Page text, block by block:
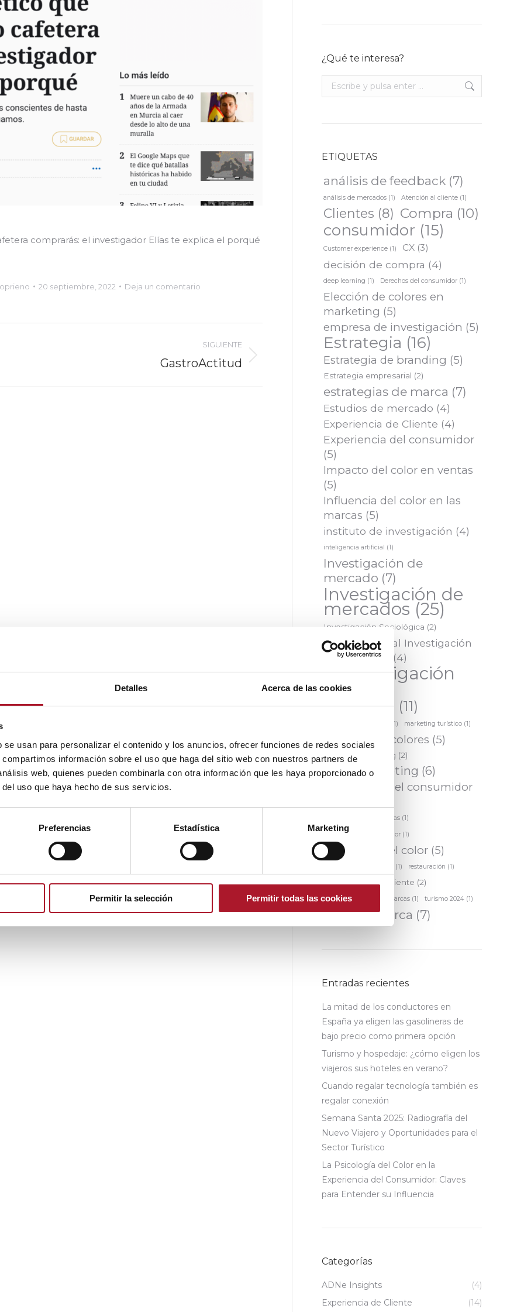
Detalles Acerca de las cookies
usan para personalizar el contenido y los anuncios, ofrecer funciones de redes sociales
información sobre el uso que haga del sitio web con nuestros partners de
web, quienes pueden combinarla con otra información que les haya proporcionado o
uso que haya hecho de sus servicios.
Preferencias Estadística Marketing
Permitir la selección Permitir todas las cookies
comprarás: el investigador Elías te explica el porqué
20 septiembre, 2022 Deja un comentario
SIGUIENTE
GastroActitud
¿Qué te interesa?
Buscar:
ETIQUETAS
análisis de feedback (7)
análisis de mercados (1) Atención al cliente (1)
Clientes (8) Compra (10)
consumidor (15)
Customer experience (1) CX (3)
decisión de compra (4)
deep learning (1) Derechos del consumidor (1)
Elección de colores en
marketing (5)
empresa de investigación (5)
Estrategia (16)
Estrategia de branding (5)
Estrategia empresarial (2)
estrategias de marca (7)
Estudios de mercado (4)
Experiencia de Cliente (4)
Experiencia del consumidor
(5)
Impacto del color en ventas
(5)
Influencia del color en las
marcas (5)
instituto de investigación (4)
inteligencia artificial (1)
Investigación de
mercado (7)
Investigación de
mercados (25)
Investigación Sociológica (2)
IO Institucional Investigación
de Mercados
(4)
IOInvestigación
(24)
marketing (11)
(1) marketing turístico (1)
Marketing y colores (5)
Mystery Shopping (2)
neuromarketing (6)
Percepción del consumidor
predicción de tendencias (1)
Protección al consumidor (1)
Psicología del color (5)
(1) restauración (1)
Satisfacción del cliente (2)
Transparencia en las marcas (1) turismo 2024 (1)
valor de marca (7)
Entradas recientes
La mitad de los conductores en
España ya eligen las gasolineras de
bajo precio como primera opción
Turismo y hospedaje: ¿cómo eligen los
viajeros sus hoteles en verano?
Cuando regalar tecnología también es
regalar conexión
Semana Santa 2025: Radiografía del
Nuevo Viajero y Oportunidades para el
Sector Turístico
La Psicología del Color en la
Experiencia del Consumidor: Claves
para Entender su Influencia
Categorías
ADNe Insights
(4)
Experiencia de Cliente
(14)